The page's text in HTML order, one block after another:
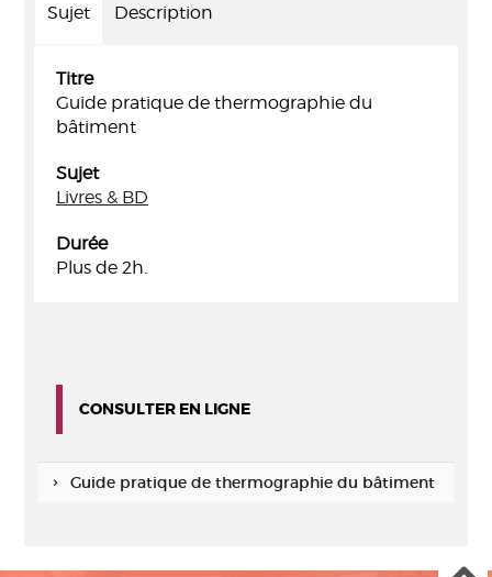
Sujet Description
Titre
Guide pratique de thermographie du
bâtiment
Sujet
Livres & BD
Durée
Plus de 2h.
CONSULTER EN LIGNE
Guide pratique de thermographie du bâtiment